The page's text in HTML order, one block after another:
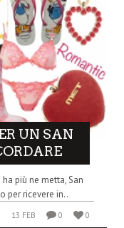
UN SAN
più ne metta, San
per ricevere in..
13 FEB 0 0